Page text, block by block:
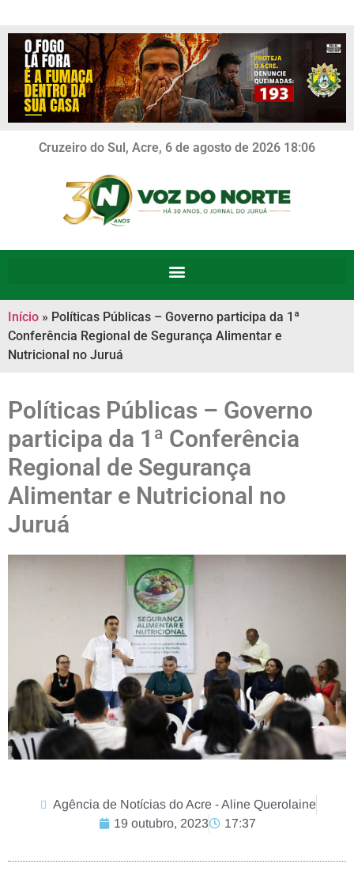
Cruzeiro do Sul, Acre, 6 de agosto de 2026 18:06
Início » Políticas Públicas – Governo participa da 1ª
Conferência Regional de Segurança Alimentar e
Nutricional no Juruá
Políticas Públicas – Governo
participa da 1ª Conferência
Regional de Segurança
Alimentar e Nutricional no
Juruá
Agência de Notícias do Acre - Aline Querolaine
19 outubro, 2023
17:37